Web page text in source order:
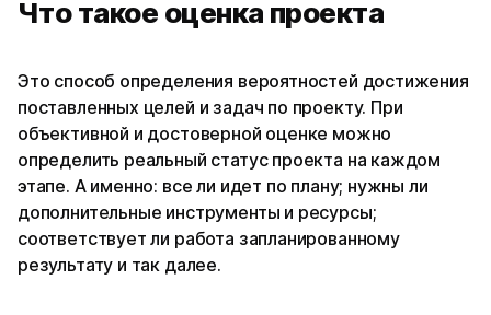
Что такое оценка проекта
Это способ определения вероятностей достижения
поставленных целей и задач по проекту. При
объективной и достоверной оценке можно
определить реальный статус проекта на каждом
этапе. А именно: все ли идет по плану; нужны ли
дополнительные инструменты и ресурсы;
соответствует ли работа запланированному
результату и так далее.